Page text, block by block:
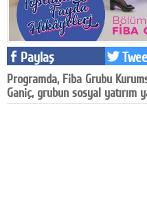
Televizyon
Dünya
Pr
Facebook
Paylaş
Programda, Fiba Grubu
Ganiç, grubun sosyal yatırım